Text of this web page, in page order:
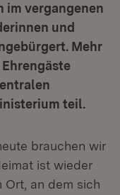
im vergangenen
und
Mehr
teil.
brauchen wir
ist wieder
Ort, an dem sich